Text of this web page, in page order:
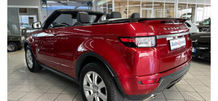
Preventivi di finanziamento personalizzati e polizze assicurative
su misura a richiesta
I Km delle nostre auto sono indicati nel contratto di vendita,
nella fattura e nel documento di garanzia.
WE SPEAK ENGLISH,